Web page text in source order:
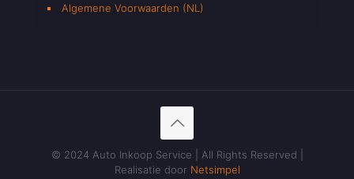
Algemene Voorwaarden (NL)
© 2024 Auto Inkoop Service | All Rights Reserved |
Realisatie door Netsimpel